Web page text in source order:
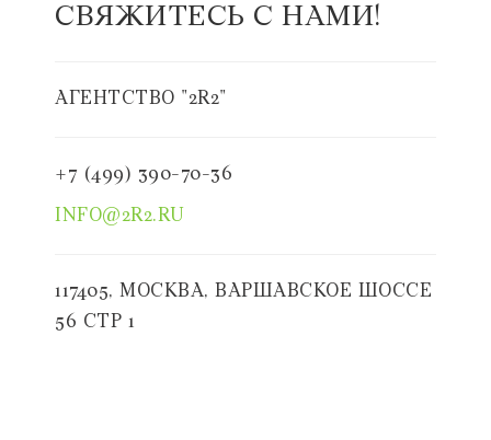
СВЯЖИТЕСЬ С НАМИ!
АГЕНТСТВО "2R2"
+7 (499) 390-70-36
INFO@2R2.RU
117405, МОСКВА, ВАРШАВСКОЕ ШОССЕ
56 СТР 1